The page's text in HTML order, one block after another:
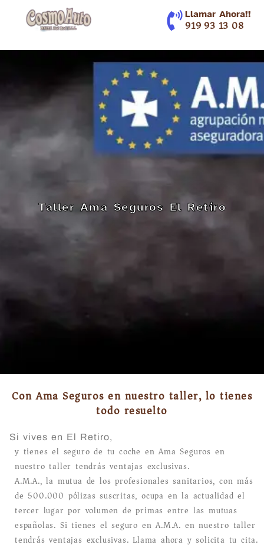
Llamar Ahora!!
919 93 13 08
Taller Ama Seguros El Retiro
Con Ama Seguros en nuestro taller, lo tienes
todo resuelto
Si vives en El Retiro,
y tienes el seguro de tu coche en Ama Seguros en
nuestro taller tendrás ventajas exclusivas.
A.M.A., la mutua de los profesionales sanitarios, con más
de 500.000 pólizas suscritas, ocupa en la actualidad el
tercer lugar por volumen de primas entre las mutuas
españolas. Si tienes el seguro en A.M.A. en nuestro taller
tendrás ventajas exclusivas. Llama ahora y solicita tu cita.